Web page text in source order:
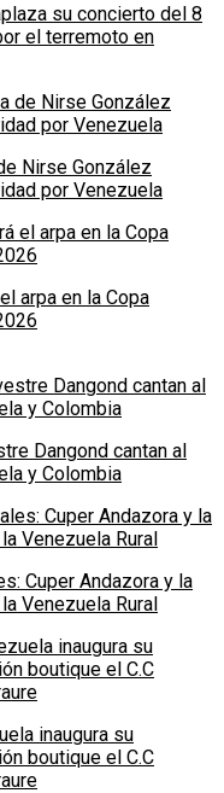
su concierto del 8
el terremoto en
Nirse González
por Venezuela
arpa en la Copa
Dangond cantan al
y Colombia
Cuper Andazora y la
Venezuela Rural
inaugura su
boutique el C.C